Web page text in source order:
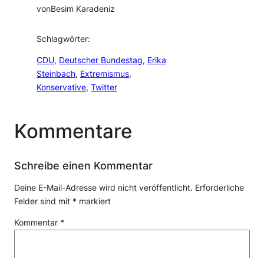
vonBesim Karadeniz
Schlagwörter:
CDU, Deutscher Bundestag, Erika
Steinbach, Extremismus
Konservative, Twitter
Kommentare
Schreibe einen Kommentar
Deine E-Mail-Adresse wird nicht veröffentlicht. Erforderliche
Felder sind mit * markiert
Kommentar *